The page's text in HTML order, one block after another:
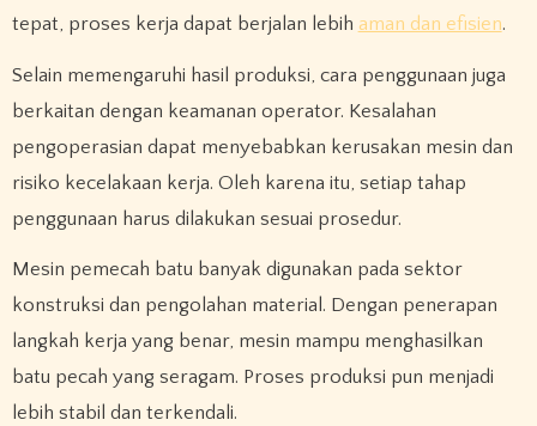
tepat, proses kerja dapat berjalan lebih aman dan efisien.
Selain memengaruhi hasil produksi, cara penggunaan juga
berkaitan dengan keamanan operator. Kesalahan
pengoperasian dapat menyebabkan kerusakan mesin dan
risiko kecelakaan kerja. Oleh karena itu, setiap tahap
penggunaan harus dilakukan sesuai prosedur.
Mesin pemecah batu banyak digunakan pada sektor
konstruksi dan pengolahan material. Dengan penerapan
langkah kerja yang benar, mesin mampu menghasilkan
batu pecah yang seragam. Proses produksi pun menjadi
lebih stabil dan terkendali.